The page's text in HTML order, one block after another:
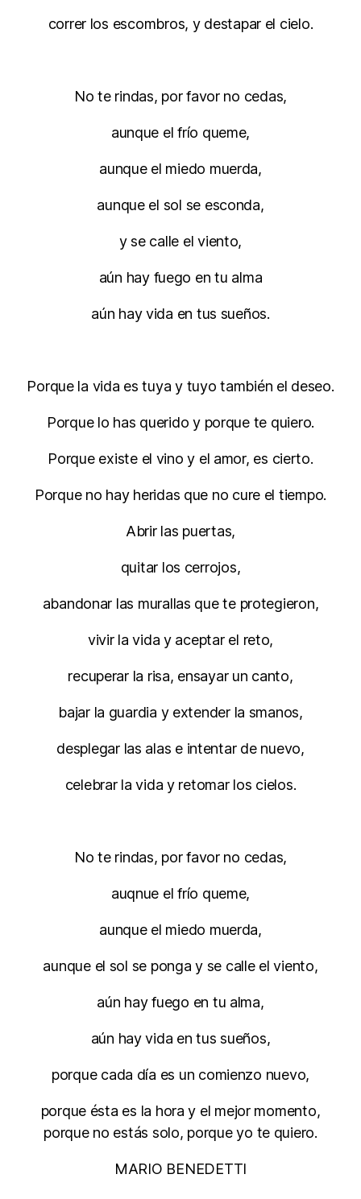
correr los escombros, y destapar el cielo.
No te rindas, por favor no cedas,
aunque el frío queme,
aunque el miedo muerda,
aunque el sol se esconda,
y se calle el viento,
aún hay fuego en tu alma
aún hay vida en tus sueños.
Porque la vida es tuya y tuyo también el deseo.
Porque lo has querido y porque te quiero.
Porque existe el vino y el amor, es cierto.
Porque no hay heridas que no cure el tiempo.
Abrir las puertas,
quitar los cerrojos,
abandonar las murallas que te protegieron,
vivir la vida y aceptar el reto,
recuperar la risa, ensayar un canto,
bajar la guardia y extender la smanos,
desplegar las alas e intentar de nuevo,
celebrar la vida y retomar los cielos.
No te rindas, por favor no cedas,
auqnue el frío queme,
aunque el miedo muerda,
aunque el sol se ponga y se calle el viento,
aún hay fuego en tu alma,
aún hay vida en tus sueños,
porque cada día es un comienzo nuevo,
porque ésta es la hora y el mejor momento,
porque no estás solo, porque yo te quiero.
MARIO BENEDETTI